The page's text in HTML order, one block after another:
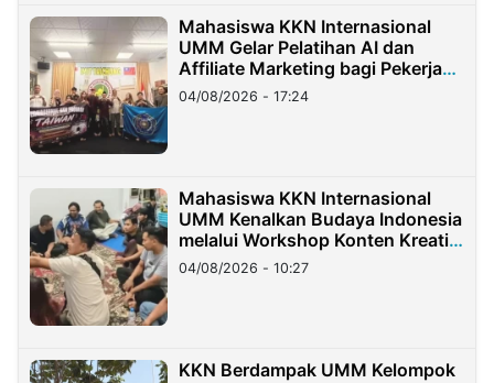
Mahasiswa KKN Internasional
UMM Gelar Pelatihan AI dan
Affiliate Marketing bagi Pekerja
Migran Indonesia di Taiwan
04/08/2026 - 17:24
Mahasiswa KKN Internasional
UMM Kenalkan Budaya Indonesia
melalui Workshop Konten Kreatif
di Taiwan
04/08/2026 - 10:27
KKN Berdampak UMM Kelompok